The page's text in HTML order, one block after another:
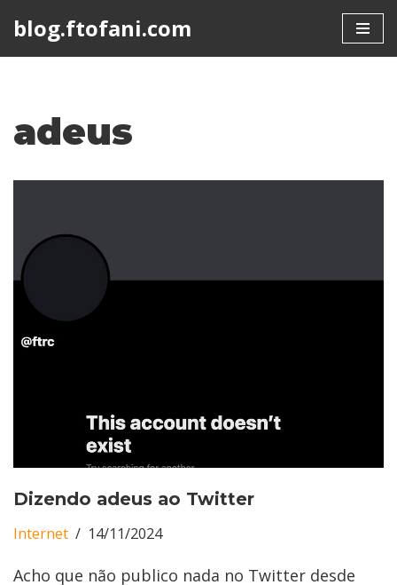
blog.ftofani.com
adeus
Dizendo adeus ao Twitter
Internet 14/11/2024
Acho que não publico nada no Twitter desde